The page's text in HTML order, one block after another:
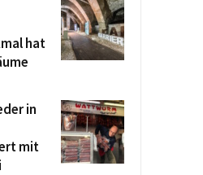
hat
in
mit